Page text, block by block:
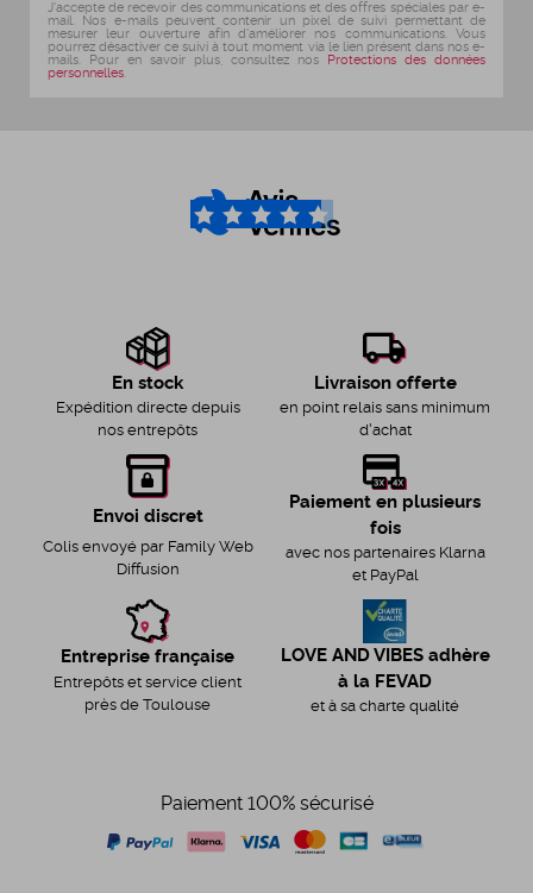
J'accepte de recevoir des communications et des offres spéciales par e-
mail. Nos e-mails peuvent contenir un pixel de suivi permettant de
mesurer leur ouverture afin d'améliorer nos communications. Vous
pourrez désactiver ce suivi à tout moment via le lien présent dans nos e-
mails. Pour en savoir plus, consultez nos Protections des données
personnelles.
4.6/5
En stock
Expédition directe depuis
nos entrepôts
Livraison offerte
en point relais sans minimum
d'achat
Envoi discret
Colis envoyé par Family Web
Diffusion
Paiement en plusieurs
fois
avec nos partenaires Klarna
et PayPal
Entreprise française
Entrepôts et service client
près de Toulouse
LOVE AND VIBES adhère
à la FEVAD
et à sa charte qualité
Paiement 100% sécurisé